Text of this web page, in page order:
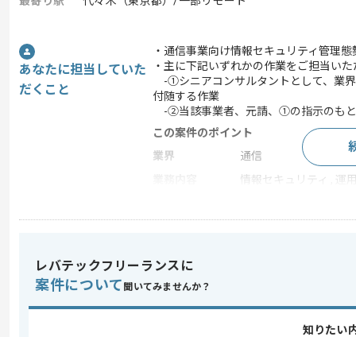
あなたに担当していた
だくこと
・通信事業向け情報セキュリティ管理
・主に下記いずれかの作業をご担当い
-①シニアコンサルタントとして、業
付随する作業
-②当該事業者、元請、①の指示のもと
この案件のポイント
業界
通信
情報セキュリティ , 運
スキル
求めるスキル
・セキュリティ管理の経験
レバテックフリーランスに
案件について 聞いてみませんか？
知りたい